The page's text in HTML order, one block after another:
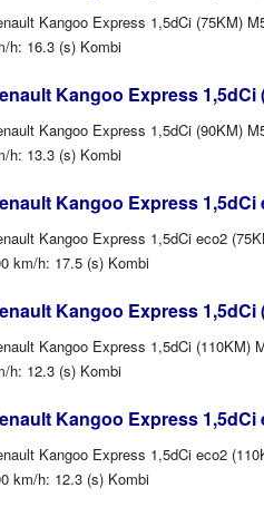
Kangoo Express 1,5dCi (75KM)
h: 16.3 (s) Kombi
Kangoo Express 1,5dCi
Kangoo Express 1,5dCi (90KM)
h: 13.3 (s) Kombi
Kangoo Express 1,5dCi
Kangoo Express 1,5dCi eco2
km/h: 17.5 (s) Kombi
Kangoo Express 1,5dCi
Kangoo Express 1,5dCi (110KM)
h: 12.3 (s) Kombi
Kangoo Express 1,5dCi
Kangoo Express 1,5dCi eco2
km/h: 12.3 (s) Kombi